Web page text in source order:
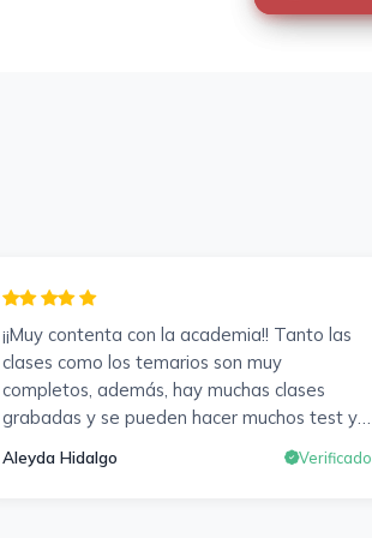
¡¡Muy contenta con la academia!! Tanto las
clases como los temarios son muy
completos, además, hay muchas clases
grabadas y se pueden hacer muchos test y
exámenes oficiales. Responden muy rápido
a los correros y cada pocos días hay
Aleyda Hidalgo Verificado